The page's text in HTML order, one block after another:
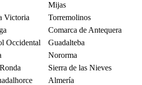
Mijas
Victoria
Torremolinos
Comarca de Antequera
Occidental
Guadalteba
Nororma
Sierra de las Nieves
Almería